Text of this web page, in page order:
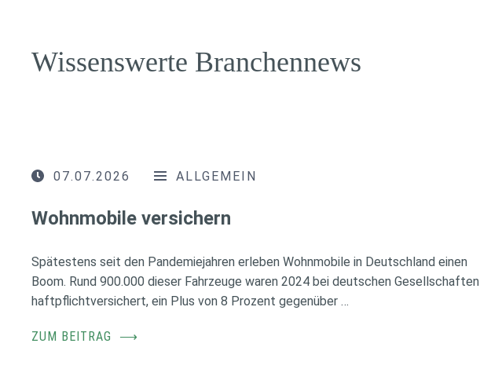
Wissenswerte Branchennews
07.07.2026 ALLGEMEIN
Wohnmobile versichern
Spätestens seit den Pandemiejahren erleben Wohnmobile in Deutschland einen
Boom. Rund 900.000 dieser Fahrzeuge waren 2024 bei deutschen Gesellschaften
haftpflichtversichert, ein Plus von 8 Prozent gegenüber …
ZUM BEITRAG ⟶